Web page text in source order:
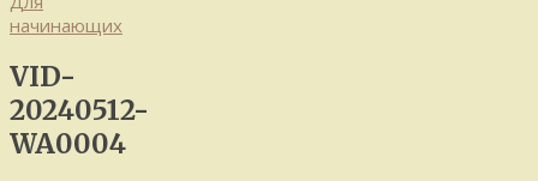
начинающих
VID-
20240512-
WA0004